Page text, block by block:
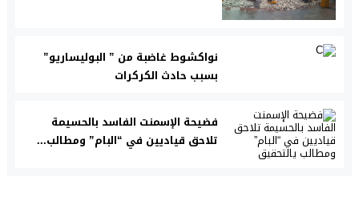
نواكشوط غاضبة من ” البوليساريو”
بسبب حادث الكركرات
فضيحة الإسمنت الفاسد بالحسيمة
تلاحق قياديين في “البام” ومطالب...